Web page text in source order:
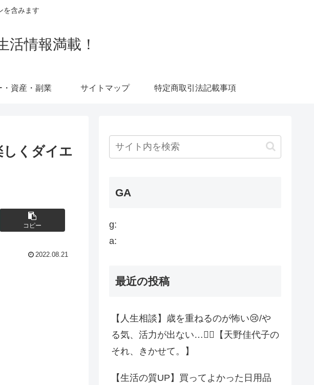
を含みます
活情報満載！
・資産・副業 サイトマップ 特定商取引法記載事項
しくダイエ
コピー
2022.08.21
GA
g:
a:
最近の投稿
【人生相談】歳を重ねるのが怖い😢/や
る気、活力が出ない…😮‍💨【天野佳代子の
それ、きかせて。】
【生活の質UP】買ってよかった日用品